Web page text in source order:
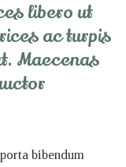
libero ut
ac turpis
Maecenas
bibendum